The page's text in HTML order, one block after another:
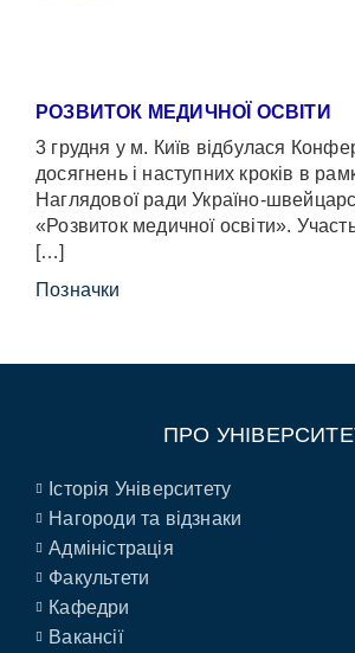
РОЗВИТОК МЕДИЧНОЇ ОСВІТИ
3 грудня у м. Київ відбулася
досягнень і наступних кроків в
Наглядової ради Україно-
«Розвиток медичної освіти».
[…]
Позначки
ПРО
Історія Університету
Нагороди та відзнаки
Адміністрація
Факультети
Кафедри
Вакансії